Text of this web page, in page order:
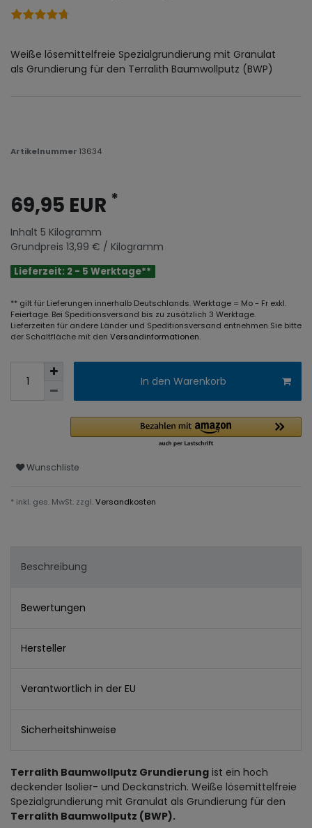
Weiße lösemittelfreie Spezialgrundierung mit Granulat
als Grundierung für den Terralith Baumwollputz (BWP)
Artikelnummer 13634
69,95 EUR *
Inhalt 5 Kilogramm
Grundpreis 13,99 € / Kilogramm
Lieferzeit: 2 - 5 Werktage**
** gilt für Lieferungen innerhalb Deutschlands. Werktage = Mo - Fr exkl.
Feiertage. Bei Speditionsversand bis zu zusätzlich 3 Werktage.
Lieferzeiten für andere Länder und Speditionsversand entnehmen Sie bitte
der Schaltfläche mit den Versandinformationen.
In den Warenkorb
Wunschliste
* inkl. ges. MwSt. zzgl.Versandkosten
Beschreibung
Bewertungen
Hersteller
Verantwortlich in der EU
Sicherheitshinweise
Terralith Baumwollputz Grundierung ist ein hoch
deckender Isolier- und Deckanstrich. Weiße lösemittelfreie
Spezialgrundierung mit Granulat als Grundierung für den
Terralith Baumwollputz (BWP).